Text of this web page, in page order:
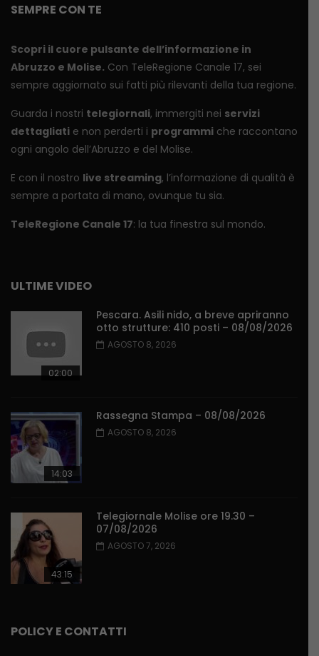
SEMPRE CON TE
Scopri il cuore pulsante dell’informazione in
Abruzzo e Molise. Con TeleRegione Canale 17, sei
sempre aggiornato sui fatti più rilevanti della tua regione.
Guarda i nostri telegiornali, immergiti nei servizi
dettagliati e non perderti i programmi che raccontano
ogni angolo dell’Abruzzo e del Molise.
E con il nostro live streaming, l’informazione di qualità è
sempre a portata di mano, ovunque tu sia.
TeleRegione Canale 17: la tua finestra sul mondo.
ULTIME VIDEO
02:00
Pescara. Asili nido, a breve apriranno
otto strutture: 410 posti – 08/08/2026
AGOSTO 8, 2026
14:03
Rassegna Stampa – 08/08/2026
AGOSTO 8, 2026
43:15
Telegiornale Molise ore 19.30 –
07/08/2026
AGOSTO 7, 2026
POLICY E CONTATTI